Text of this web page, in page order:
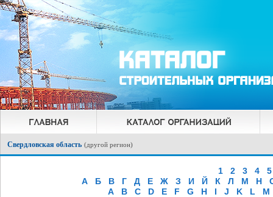
Свердловская область (другой регион)
1 2 3 4
5
А
Б В Г Д Е Ж З И Й К Л М Н
A
B C D E F G H I J K L M